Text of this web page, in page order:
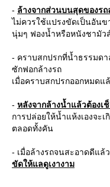
- ล้างจากส่วนบนสุดของรถ
ไม่ควรใช้แปรงขัดเป็นอันข
นุ่มๆ ฟองน้ำหรือหนังชามัว
- คราบสกปรกที่น้ำธรรมดา
ซักฟอกล้างรถ
เมื่อคราบสกปรกออกหมดแ
- หลังจากล้างน้ำแล้วต้องเ
การปล่อยให้น้ำแห้งเองจะ
ตลอดทั้งคัน
- เมื่อล้างรถจนสะอาดดีแล้ว
ขัดให้แลดูเงางาม